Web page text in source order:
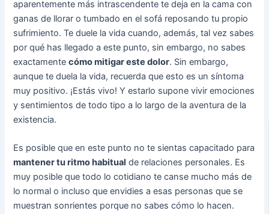
aparentemente más intrascendente te deja en la cama con
ganas de llorar o tumbado en el sofá reposando tu propio
sufrimiento. Te duele la vida cuando, además, tal vez sabes
por qué has llegado a este punto, sin embargo, no sabes
exactamentecómo mitigar este dolor. Sin embargo,
aunque te duela la vida, recuerda que esto es un síntoma
muy positivo. ¡Estás vivo! Y estarlo supone vivir emociones
y sentimientos de todo tipo a lo largo de la aventura de la
existencia.
Es posible que en este punto no te sientas capacitado para
mantener tu ritmo habitual de relaciones personales. Es
muy posible que todo lo cotidiano te canse mucho más de
lo normal o incluso que envidies a esas personas que se
muestran sonrientes porque no sabes cómo lo hacen.